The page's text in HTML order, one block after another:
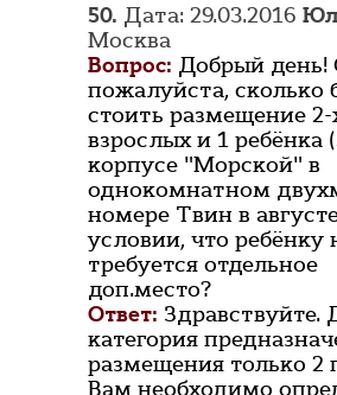
50. Дата: 29.03.2016
Москва
Вопрос: Добрый день!
пожалуйста, сколько
стоить размещение 2-
взрослых и 1 ребёнка
корпусе "Морской" в
однокомнатном
номере Твин в
условии, что ребёнку
требуется отдельное
доп.место?
Ответ: Здравствуйте.
категория
размещения только 2
Вам необходимо